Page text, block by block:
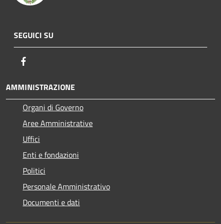
SEGUICI SU
AMMINISTRAZIONE
Organi di Governo
Aree Amministrative
Uffici
Enti e fondazioni
Politici
Personale Amministrativo
Documenti e dati